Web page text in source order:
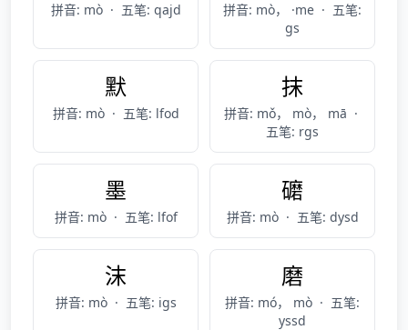
拼音: mò · 五笔: qajd 拼音: mò， ·me · 五笔:
gs
默
拼音: mò · 五笔: lfod
抹
拼音: mǒ， mò， mā ·
五笔: rgs
墨
拼音: mò · 五笔: lfof
礳
拼音: mò · 五笔: dysd
沫
拼音: mò · 五笔: igs
磨
拼音: mó， mò · 五笔:
yssd